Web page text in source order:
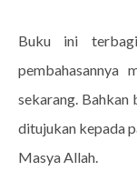
Buku ini
pembahasannya
sekarang. Bahkan
ditujukan kepada
Masya Allah.